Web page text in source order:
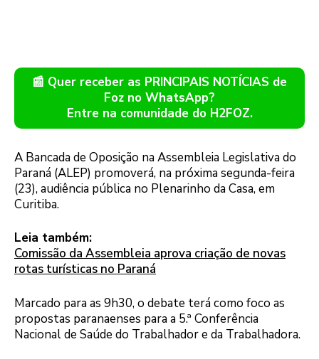
📰 Quer receber as PRINCIPAIS NOTÍCIAS de
Foz no WhatsApp?
Entre na comunidade do H2FOZ.
A Bancada de Oposição na Assembleia Legislativa do
Paraná (ALEP) promoverá, na próxima segunda-feira
(23), audiência pública no Plenarinho da Casa, em
Curitiba.
Leia também:
Comissão da Assembleia aprova criação de novas
rotas turísticas no Paraná
Marcado para as 9h30, o debate terá como foco as
propostas paranaenses para a 5.ª Conferência
Nacional de Saúde do Trabalhador e da Trabalhadora.